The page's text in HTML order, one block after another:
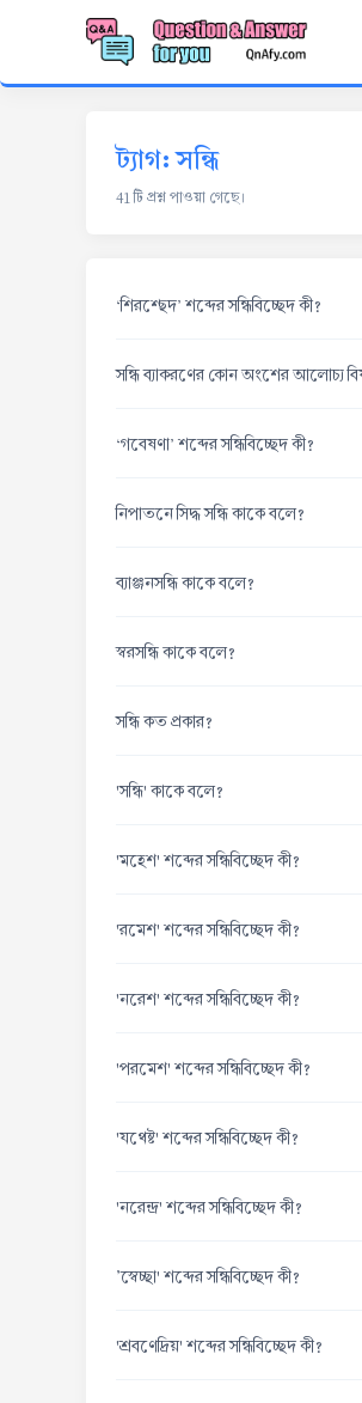
ট্যাগ: সন্ধি
41 টি প্রশ্ন পাওয়া গেছে।
‘শিরশ্ছেদ’ শব্দের সন্ধিবিচ্ছেদ কী?
সন্ধি ব্যাকরণের কোন অংশের আলোচ্য
‘গবেষণা’ শব্দের সন্ধিবিচ্ছেদ কী?
নিপাতনে সিদ্ধ সন্ধি কাকে বলে?
ব্যাঞ্জনসন্ধি কাকে বলে?
স্বরসন্ধি কাকে বলে?
সন্ধি কত প্রকার?
'সন্ধি' কাকে বলে?
'মহেশ' শব্দের সন্ধিবিচ্ছেদ কী?
'রমেশ' শব্দের সন্ধিবিচ্ছেদ কী?
'নরেশ' শব্দের সন্ধিবিচ্ছেদ কী?
'পরমেশ' শব্দের সন্ধিবিচ্ছেদ কী?
'যথেষ্ট' শব্দের সন্ধিবিচ্ছেদ কী?
'নরেন্দ্র' শব্দের সন্ধিবিচ্ছেদ কী?
'স্বেচ্ছা' শব্দের সন্ধিবিচ্ছেদ কী?
'শ্রবণেদ্রিয়' শব্দের সন্ধিবিচ্ছেদ কী?